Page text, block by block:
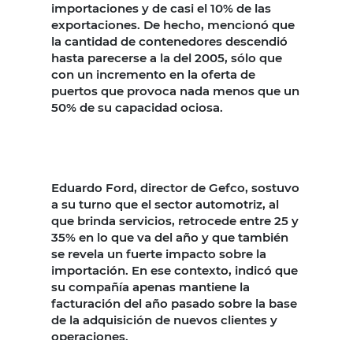
importaciones y de casi el 10% de las
exportaciones. De hecho, mencionó que
la cantidad de contenedores descendió
hasta parecerse a la del 2005, sólo que
con un incremento en la oferta de
puertos que provoca nada menos que un
50% de su capacidad ociosa.
Eduardo Ford, director de Gefco, sostuvo
a su turno que el sector automotriz, al
que brinda servicios, retrocede entre 25 y
35% en lo que va del año y que también
se revela un fuerte impacto sobre la
importación. En ese contexto, indicó que
su compañía apenas mantiene la
facturación del año pasado sobre la base
de la adquisición de nuevos clientes y
operaciones.